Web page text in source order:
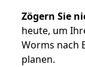
Zögern Sie
heute, um
Worms nach
planen.